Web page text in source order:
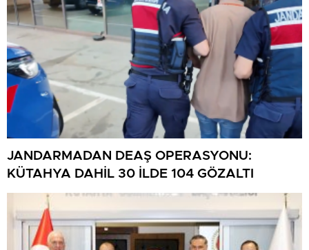
JANDARMADAN DEAŞ OPERASYONU:
KÜTAHYA DAHİL 30 İLDE 104 GÖZALTI